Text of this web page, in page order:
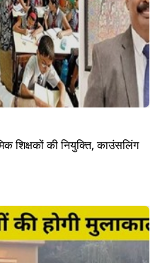
शिक्षकों की नियुक्ति, काउंसलिंग